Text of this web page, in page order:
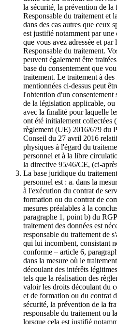
la sécurité, la prévention de
Responsable du traitement et
dans des cas autres que ceux
est justifié notamment par une
que vous avez adressée et
Responsable du traitement.
peuvent également être
base du consentement que
traitement. Le traitement à
mentionnées ci-dessus peut
l'obtention d'un consentement
de la législation applicable,
avec la finalité pour laquelle
ont été initialement collectées
règlement (UE) 2016/679 du
Conseil du 27 avril 2016
physiques à l'égard du
personnel et à la libre
la directive 95/46/CE, (ci-
La base juridique du
personnel est : a. dans la
à l'exécution du contrat de
formation ou du contrat de
mesures préalables à la
paragraphe 1, point b) du
traitement des données est
responsable du traitement de
qui lui incombent, consistant
conforme – article 6,
dans la mesure où le
découlant des intérêts
tels que la réalisation des
valoir les droits découlant du
et de formation ou du contrat
sécurité, la prévention de la
responsable du traitement ou
lorsque cela est justifié